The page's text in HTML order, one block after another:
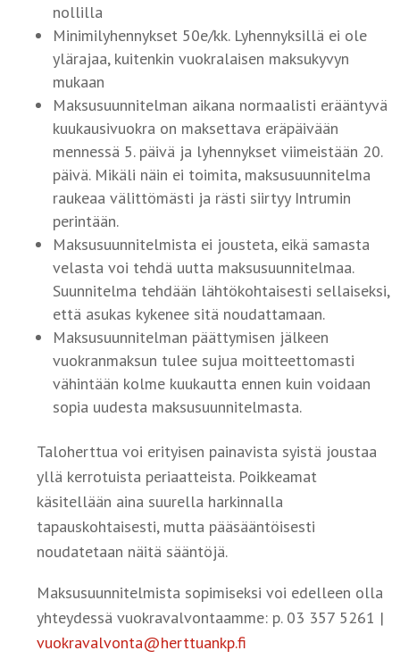
nollilla
Minimilyhennykset 50e/kk. Lyhennyksillä ei ole
ylärajaa, kuitenkin vuokralaisen maksukyvyn
mukaan
Maksusuunnitelman aikana normaalisti erääntyvä
kuukausivuokra on maksettava eräpäivään
mennessä 5. päivä ja lyhennykset viimeistään 20.
päivä. Mikäli näin ei toimita, maksusuunnitelma
raukeaa välittömästi ja rästi siirtyy Intrumin
perintään.
Maksusuunnitelmista ei jousteta, eikä samasta
velasta voi tehdä uutta maksusuunnitelmaa.
Suunnitelma tehdään lähtökohtaisesti sellaiseksi,
että asukas kykenee sitä noudattamaan.
Maksusuunnitelman päättymisen jälkeen
vuokranmaksun tulee sujua moitteettomasti
vähintään kolme kuukautta ennen kuin voidaan
sopia uudesta maksusuunnitelmasta.
Taloherttua voi erityisen painavista syistä joustaa
yllä kerrotuista periaatteista. Poikkeamat
käsitellään aina suurella harkinnalla
tapauskohtaisesti, mutta pääsääntöisesti
noudatetaan näitä sääntöjä.
Maksusuunnitelmista sopimiseksi voi edelleen olla
yhteydessä vuokravalvontaamme: p. 03 357 5261 |
vuokravalvonta@herttuankp.fi